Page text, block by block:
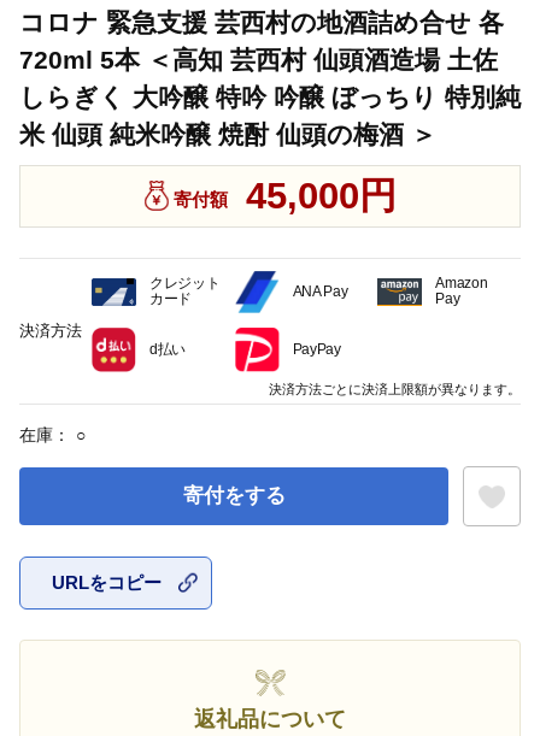
コロナ 緊急支援 芸西村の地酒詰め合せ 各
720ml 5本 ＜高知 芸西村 仙頭酒造場 土佐
しらぎく 大吟醸 特吟 吟醸 ぼっちり 特別純
米 仙頭 純米吟醸 焼酎 仙頭の梅酒 ＞
寄付額 45,000円
在庫： ○
寄付をする
URLをコピー
返礼品について
決済方法
クレジット
カード
ANA Pay
Amazon
Pay
d払い PayPay
決済方法ごとに決済上限額が異なります。